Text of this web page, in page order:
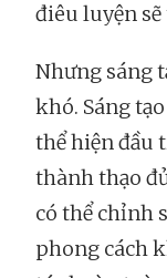
điêu luyện
Nhưng sáng
khó. Sáng
thể hiện đầu
thành thạo
có thể chỉnh
phong cách